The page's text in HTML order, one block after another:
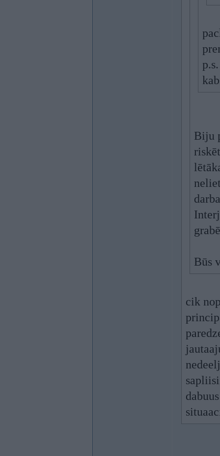
Biju
Būs
cik